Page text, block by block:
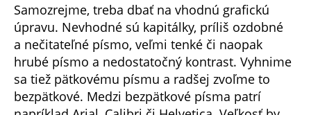
Samozrejme, treba dbať na vhodnú grafickú
úpravu. Nevhodné sú kapitálky, príliš ozdobné
a nečitateľné písmo, veľmi tenké či naopak
hrubé písmo a nedostatočný kontrast. Vyhnime
sa tiež pätkovému písmu a radšej zvoľme to
bezpätkové. Medzi bezpätkové písma patrí